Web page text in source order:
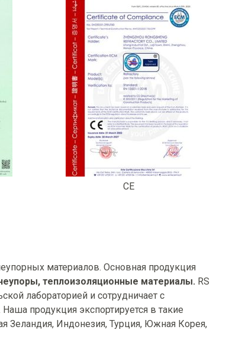
CE
материалов. Основная продукция
теплоизоляционные материалы. RS
лабораторией и сотрудничает с
продукция экспортируется в такие
Зеландия, Индонезия, Турция, Южная Корея,